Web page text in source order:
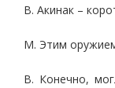
В. Акинак –
М. Этим
В. Конечно,